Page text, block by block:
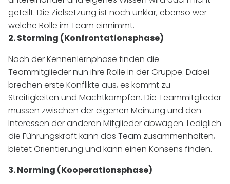
geteilt. Die Zielsetzung ist noch unklar, ebenso wer
welche Rolle im Team einnimmt.
2. Storming (Konfrontationsphase)
Nach der Kennenlernphase finden die
Teammitglieder nun ihre Rolle in der Gruppe. Dabei
brechen erste Konflikte aus, es kommt zu
Streitigkeiten und Machtkämpfen. Die Teammitglieder
müssen zwischen der eigenen Meinung und den
Interessen der anderen Mitglieder abwägen. Lediglich
die Führungskraft kann das Team zusammenhalten,
bietet Orientierung und kann einen Konsens finden.
3. Norming (Kooperationsphase)